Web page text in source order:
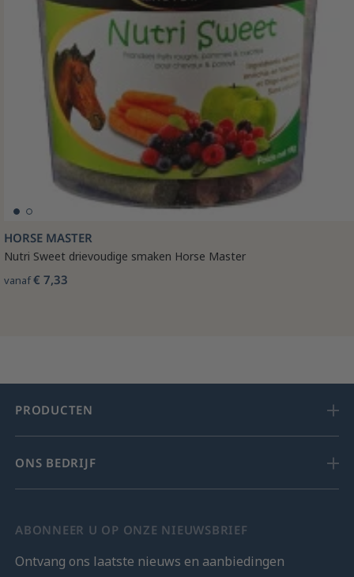
HORSE MASTER
Nutri Sweet drievoudige smaken Horse Master
vanaf€ 7,33
PRODUCTEN
ONS BEDRIJF
ABONNEER U OP ONZE NIEUWSBRIEF
Ontvang ons laatste nieuws en aanbiedingen